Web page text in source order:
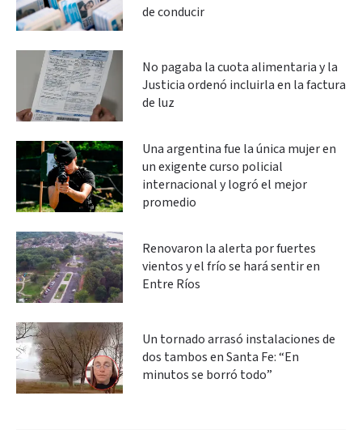
de conducir
No pagaba la cuota alimentaria y la
Justicia ordenó incluirla en la factura
de luz
Una argentina fue la única mujer en
un exigente curso policial
internacional y logró el mejor
promedio
Renovaron la alerta por fuertes
vientos y el frío se hará sentir en
Entre Ríos
Un tornado arrasó instalaciones de
dos tambos en Santa Fe: “En
minutos se borró todo”